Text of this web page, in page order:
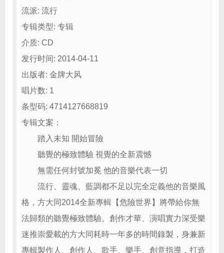
流派: 流行
专辑类型: 专辑
介质: CD
发行时间: 2014-04-11
出版者: 金牌大风
唱片数: 1
条型码: 4714127668819
专辑文案：
踏入未知 開始冒險
聽覺的極致體驗 視覺的全新震憾
無需任何封號加冕 他的音樂代表一切
流行、靈魂、藍調都不足以完全定義他的音樂風
格，方大同2014全新專輯【危險世界】將帶給你無
法歸類的聽覺極致體驗。創作才華、演唱實力深受樂
迷推崇愛載的方大同耗時一年多的時間錄製，身兼新
專輯製作人、創作人、歌手、樂手、創意指導，打造